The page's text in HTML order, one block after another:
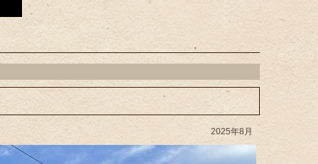
2025年8月